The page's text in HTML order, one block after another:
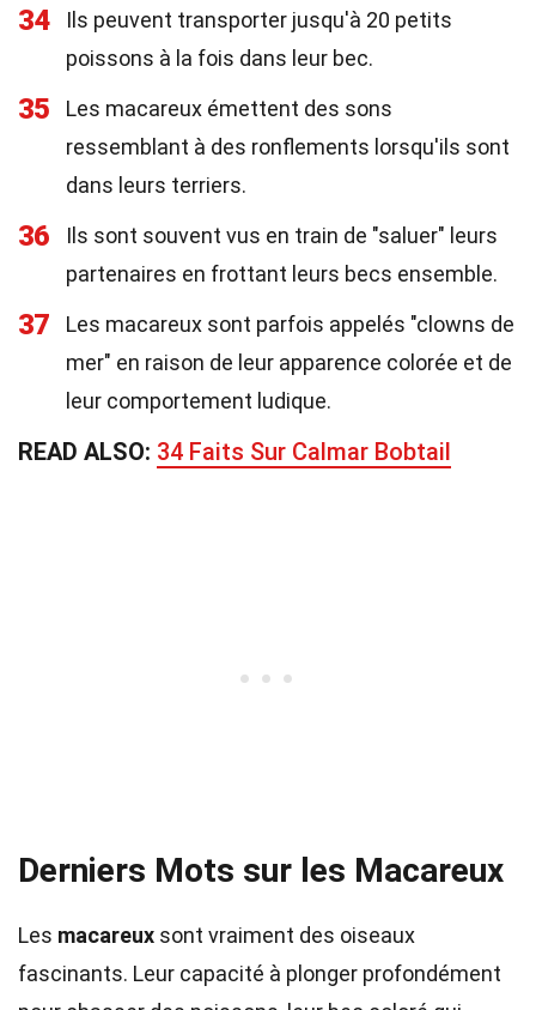
34
Ils peuvent transporter jusqu'à 20 petits
poissons à la fois dans leur bec.
35
Les macareux émettent des sons
ressemblant à des ronflements lorsqu'ils sont
dans leurs terriers.
36
Ils sont souvent vus en train de "saluer" leurs
partenaires en frottant leurs becs ensemble.
37
Les macareux sont parfois appelés "clowns de
mer" en raison de leur apparence colorée et de
leur comportement ludique.
READ ALSO: 34 Faits Sur Calmar Bobtail
Derniers Mots sur les Macareux
Les macareux sont vraiment des oiseaux
fascinants. Leur capacité à plonger profondément